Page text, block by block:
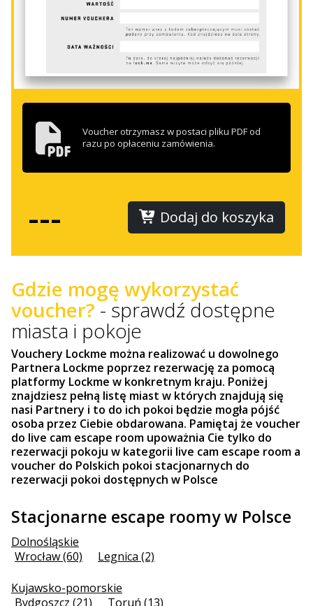
Voucher otrzymasz w postaci pliku PDF od
razu po opłaceniu zamówienia.
--- Dodaj do koszyka
Gdzie mogę wykorzystać
voucher?- sprawdź dostępne
miasta i pokoje
Vouchery Lockme można realizować u dowolnego
Partnera Lockme poprzez rezerwację za pomocą
platformy Lockme w konkretnym kraju. Poniżej
znajdziesz pełną listę miast w których znajdują się
nasi Partnery i to do ich pokoi będzie mogła pójść
osoba przez Ciebie obdarowana. Pamiętaj że voucher
do live cam escape room upoważnia Cie tylko do
rezerwacji pokoju w kategorii live cam escape room a
voucher do Polskich pokoi stacjonarnych do
rezerwacji pokoi dostępnych w Polsce
Stacjonarne escape roomy w Polsce
Dolnośląskie
Wrocław (60)
Legnica (2)
Kujawsko-pomorskie
Bydgoszcz (21)
Toruń (13)